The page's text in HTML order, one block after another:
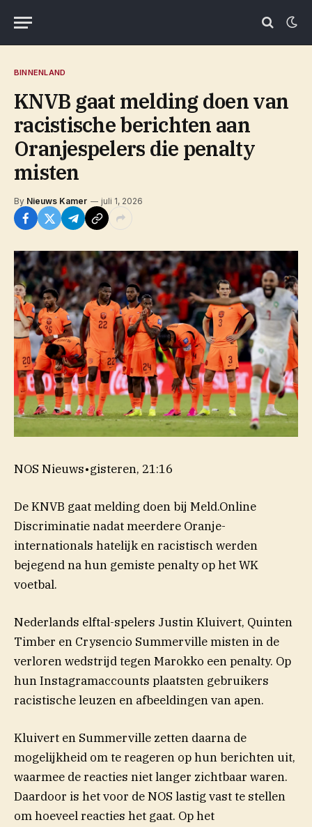
BINNENLAND
KNVB gaat melding doen van
racistische berichten aan
Oranjespelers die penalty
misten
By Nieuws Kamer juli 1, 2026
NOS Nieuws•gisteren, 21:16
De KNVB gaat melding doen bij Meld.Online
Discriminatie nadat meerdere Oranje-
internationals hatelijk en racistisch werden
bejegend na hun gemiste penalty op het WK
voetbal.
Nederlands elftal-spelers Justin Kluivert, Quinten
Timber en Crysencio Summerville misten in de
verloren wedstrijd tegen Marokko een penalty. Op
hun Instagramaccounts plaatsten gebruikers
racistische leuzen en afbeeldingen van apen.
Kluivert en Summerville zetten daarna de
mogelijkheid om te reageren op hun berichten uit,
waarmee de reacties niet langer zichtbaar waren.
Daardoor is het voor de NOS lastig vast te stellen
om hoeveel reacties het gaat. Op het